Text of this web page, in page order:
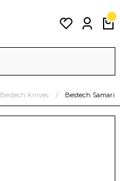
Bestech Knives Bestech Samari